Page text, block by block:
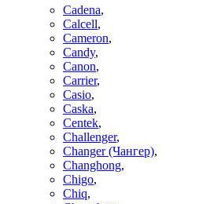
Cadena,
Calcell,
Cameron,
Candy,
Canon,
Carrier,
Casio,
Caska,
Centek,
Challenger,
Changer (Чангер),
Changhong,
Chigo,
Chiq,